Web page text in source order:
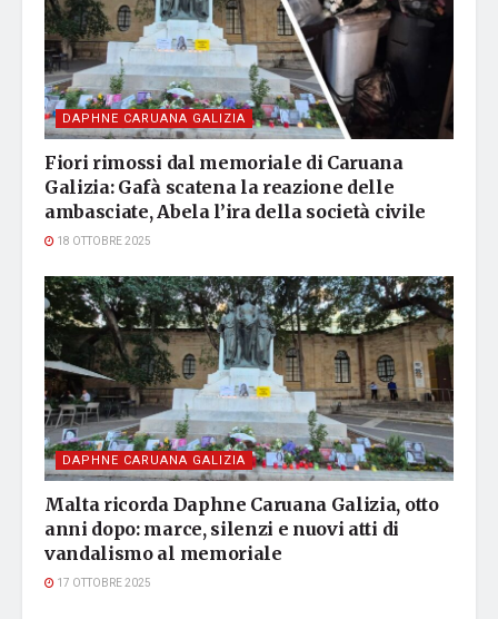
DAPHNE CARUANA GALIZIA
Fiori rimossi dal memoriale di Caruana
Galizia: Gafà scatena la reazione delle
ambasciate, Abela l’ira della società civile
18 OTTOBRE 2025
DAPHNE CARUANA GALIZIA
Malta ricorda Daphne Caruana Galizia, otto
anni dopo: marce, silenzi e nuovi atti di
vandalismo al memoriale
17 OTTOBRE 2025